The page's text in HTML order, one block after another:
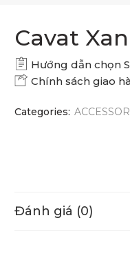
Cavat
Hướng dẫn chọn
Chính sách giao
Categories:
Đánh giá (0)